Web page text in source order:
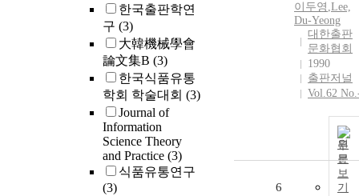
한국출판학연
구 (3)
大韓機械學會
論文集B (3)
한국식품유통
학회 학술대회 (3)
Journal of
Information
Science Theory
and Practice (3)
식품유통연구
(3)
이두영 ,Lee,
Du-Yeong
대한출판
문화협회
1990
출판저널
Vol.62
원
문
보
기
6